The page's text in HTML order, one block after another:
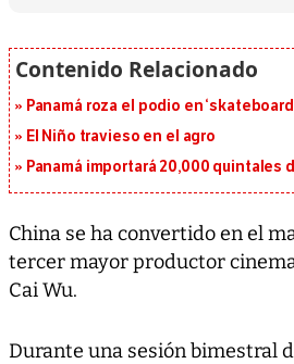
Panamá roza el podio en
El Niño travieso en el agro
Panamá importará 20,000 quintales
China se ha convertido en el
tercer mayor productor
Cai Wu.
Durante una sesión bimestral